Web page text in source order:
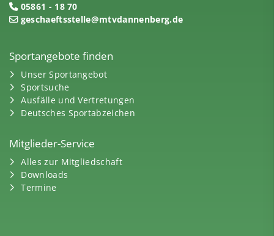
05861 - 18 70
geschaeftsstelle@mtvdannenberg.de
Sportangebote finden
Unser Sportangebot
Sportsuche
Ausfälle und Vertretungen
Deutsches Sportabzeichen
Mitglieder-Service
Alles zur Mitgliedschaft
Downloads
Termine